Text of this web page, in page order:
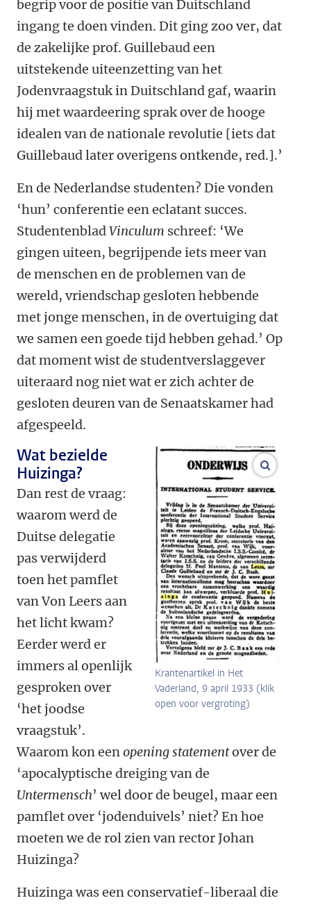
begrip voor de positie van Duitschland
ingang te doen vinden. Dit ging zoo ver, dat
de zakelijke prof. Guillebaud een
uitstekende uiteenzetting van het
Jodenvraagstuk in Duitschland gaf, waarin
hij met waardeering sprak over de hooge
idealen van de nationale revolutie [iets dat
Guillebaud later overigens ontkende, red.].’
En de Nederlandse studenten? Die vonden
‘hun’ conferentie een eclatant succes.
StudentenbladVinculum schreef: ‘We
gingen uiteen, begrijpende iets meer van
de menschen en de problemen van de
wereld, vriendschap gesloten hebbende
met jonge menschen, in de overtuiging dat
we samen een goede tijd hebben gehad.’ Op
dat moment wist de studentverslaggever
uiteraard nog niet wat er zich achter de
gesloten deuren van de Senaatskamer had
afgespeeld.
Krantenartikel in Het
Vaderland, 9 april 1933 (klik
open voor vergroting)
Wat bezielde
Huizinga?
Dan rest de vraag:
waarom werd de
Duitse delegatie
pas verwijderd
toen het pamflet
van Von Leers aan
het licht kwam?
Eerder werd er
immers al openlijk
gesproken over
‘het joodse
vraagstuk’.
Waarom kon eenopening statementover de
‘apocalyptische dreiging van de
Untermensch’ wel door de beugel, maar een
pamflet over ‘jodenduivels’ niet? En hoe
moeten we de rol zien van rector Johan
Huizinga?
Huizinga was een conservatief-liberaal die